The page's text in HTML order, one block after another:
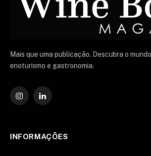
Mais que uma publicação. Descubra o
enoturismo e gastronomia.
Instagram
O
INFORMAÇÕES